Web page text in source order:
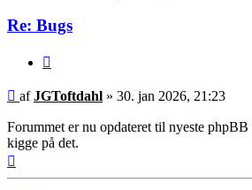
Re: Bugs
Indlæg
afJGToftdahl » 30. jan 2026, 21:23
Forummet er nu opdateret til nyeste
kigge på det.